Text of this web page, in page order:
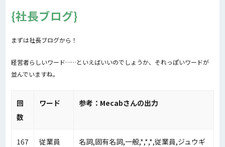
社長ブログ
まずは社長ブログから！
経営者らしいワード……といえばいいのでしょうか、それっぽいワードが
並んでいますね。
回
数
ワード 参考：Mecabさんの出力
167 従業員
名詞,固有名詞,一般,*,*,*,従業員,ジュウギ